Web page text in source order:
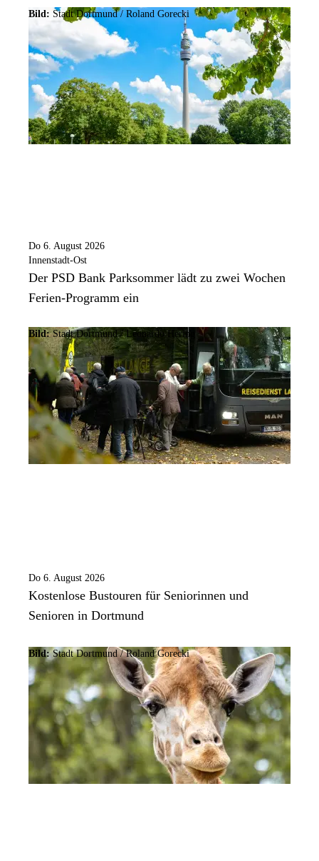
Bild: Stadt Dortmund / Roland Gorecki
Do 6. August 2026
Innenstadt-Ost
Der PSD Bank Parksommer lädt zu zwei Wochen
Ferien-Programm ein
Bild: Stadt Dortmund / Leonardo Hering
Do 6. August 2026
Kostenlose Bustouren für Seniorinnen und
Senioren in Dortmund
Bild:Stadt Dortmund / Roland Gorecki